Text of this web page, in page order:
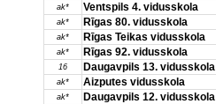
ak* Ventspils 4. vidusskola
ak* Rīgas 80. vidusskola
ak* Rīgas Teikas vidusskola
ak* Rīgas 92. vidusskola
16 Daugavpils 13. vidusskola
ak* Aizputes vidusskola
ak* Daugavpils 12. vidusskola